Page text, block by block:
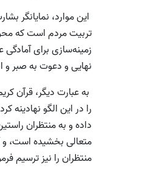
اين موارد، نمايانگر
زمينه‌سازى براى
نهايى و دعوت به صبر و
به عبارت ديگر، قرآن
را در اين الگو
داده و به منتظران
متعالى بخشيده است، و
منتظران را نيز ترسيم